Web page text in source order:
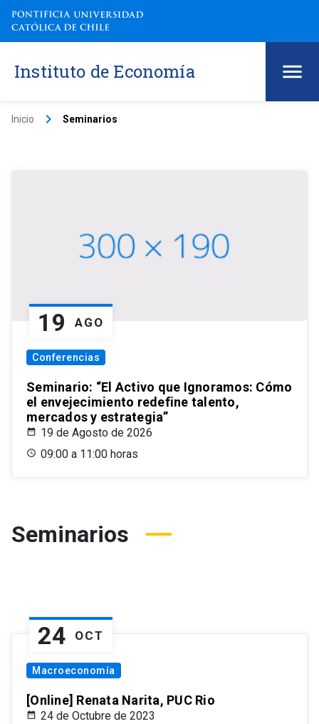
Instituto de Economía
Inicio keyboard_arrow_right Seminarios
19 AGO
Conferencias
Seminario: “El Activo que Ignoramos: Cómo
el envejecimiento redefine talento,
mercados y estrategia”
19 de Agosto de 2026
09:00 a 11:00 horas
Seminarios
24 OCT
Macroeconomía
[Online] Renata Narita, PUC Rio
24 de Octubre de 2023